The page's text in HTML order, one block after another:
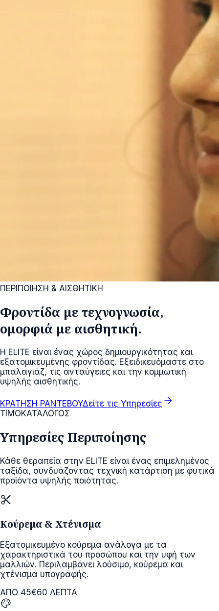
ΠΕΡΙΠΟΙΗΣΗ & ΑΙΣΘΗΤΙΚΗ
Φροντίδα με τεχνογνωσία,
ομορφιά με αισθητική.
Η ELITE είναι ένας χώρος δημιουργικότητας και
εξατομικευμένης φροντίδας. Εξειδικευόμαστε στο
μπαλαγιάζ, τις ανταύγειες και την κομμωτική
υψηλής αισθητικής.
ΚΡΑΤΗΣΗ ΡΑΝΤΕΒΟΥΔείτε τις Υπηρεσίες arrow_forward
ΤΙΜΟΚΑΤΑΛΟΓΟΣ
Υπηρεσίες Περιποίησης
Κάθε θεραπεία στην ELITE είναι ένας επιμελημένος
ταξίδα, συνδυάζοντας τεχνική κατάρτιση με φυτικά
προϊόντα υψηλής ποιότητας.
content_cut
Κούρεμα & Χτένισμα
Εξατομικευμένο κούρεμα ανάλογα με τα
χαρακτηριστικά του προσώπου και την υφή των
μαλλιών. Περιλαμβάνει λούσιμο, κούρεμα και
χτένισμα υπογραφής.
ΑΠΟ 45€60 ΛΕΠΤΑ
palette